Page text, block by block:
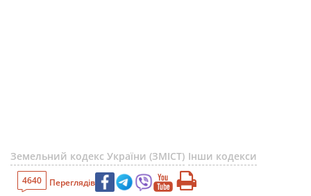
Земельний кодекс України (ЗМІСТ) Інши кодекси
4640 Переглядів